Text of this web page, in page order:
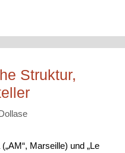
Struktur,
Marseille) und „Le